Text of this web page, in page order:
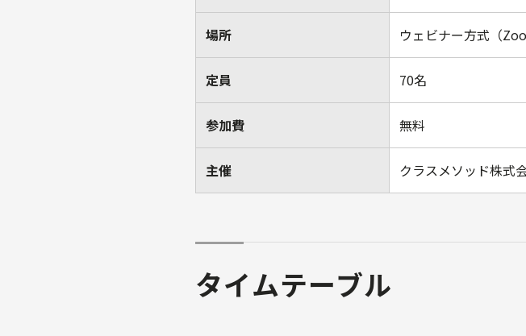
場所 ウェビナー方式（
定員 70名
参加費 無料
主催 クラスメソッド株式
タイムテーブル